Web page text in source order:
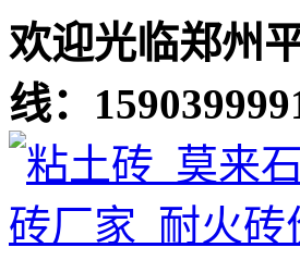
欢迎光临郑州
线：